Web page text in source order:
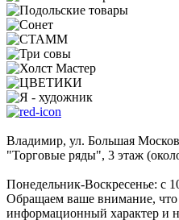
Владимир, ул. Большая
"Торговые ряды", 3 этаж
Понедельник-Воскресенье: с
Обращаем ваше внимание, что
информационный характер и